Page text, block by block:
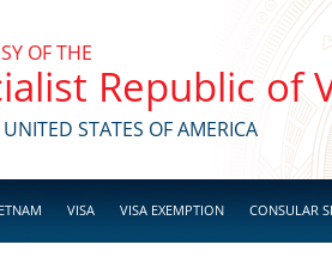
OF THE
Republic of
STATES OF AMERICA
VISA VISA EXEMPTION CONSULAR